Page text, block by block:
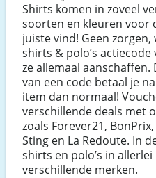
Shirts komen in zoveel
soorten en kleuren voor
juiste vind! Geen
shirts & polo’s
ze allemaal
van een code betaal je
item dan normaal!
verschillende deals met
zoals Forever21,
Sting en La Redoute. In
shirts en polo’s in
verschillende merken.